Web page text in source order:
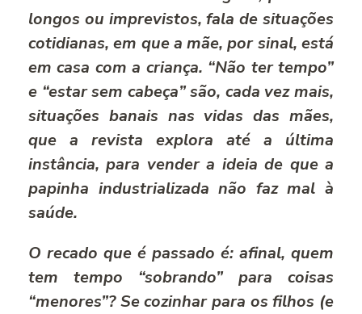
longos ou imprevistos, fala de situações
cotidianas, em que a mãe, por sinal, está
em casa com a criança. “Não ter tempo”
e “estar sem cabeça” são, cada vez mais,
situações banais nas vidas das mães,
que a revista explora até a última
instância, para vender a ideia de que a
papinha industrializada não faz mal à
saúde.
O recado que é passado é: afinal, quem
tem tempo “sobrando” para coisas
“menores”? Se cozinhar para os filhos (e